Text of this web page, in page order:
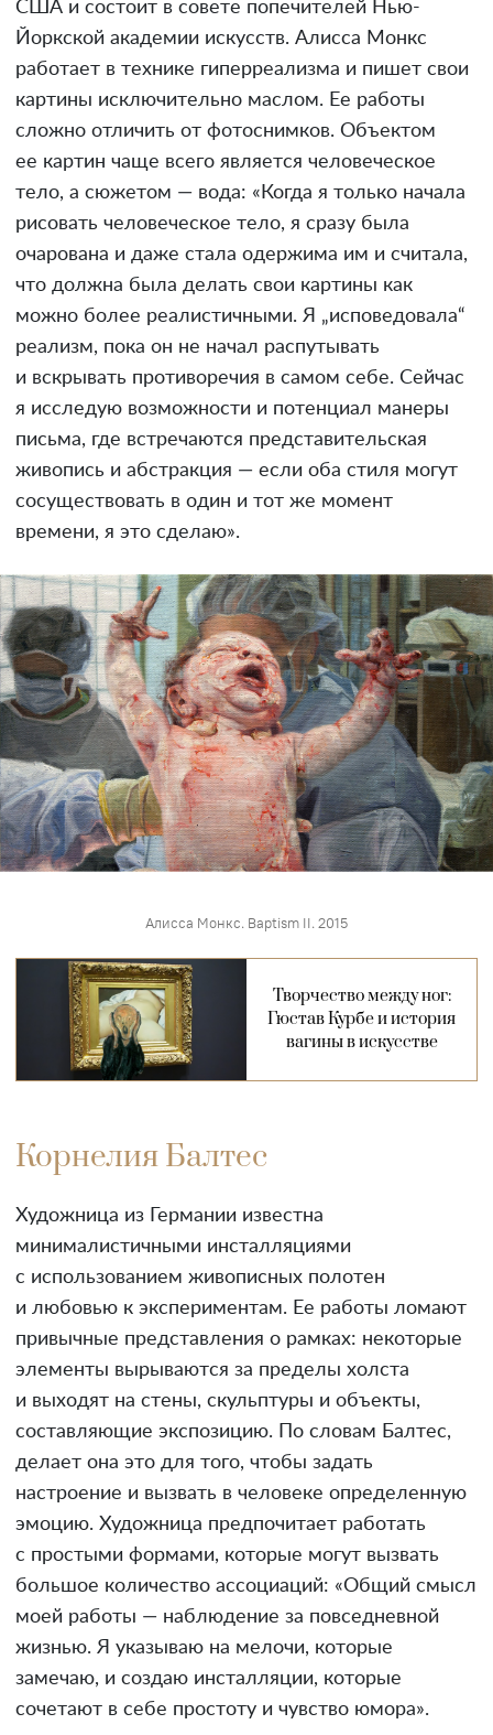
США и состоит в совете попечителей Нью-
Йоркской академии искусств. Алисса Монкс
работает в технике гиперреализма и пишет свои
картины исключительно маслом. Ее работы
сложно отличить от фотоснимков. Объектом
ее картин чаще всего является человеческое
тело, а сюжетом — вода: «Когда я только начала
рисовать человеческое тело, я сразу была
очарована и даже стала одержима им и считала,
что должна была делать свои картины как
можно более реалистичными. Я „исповедовала“
реализм, пока он не начал распутывать
и вскрывать противоречия в самом себе. Сейчас
я исследую возможности и потенциал манеры
письма, где встречаются представительская
живопись и абстракция — если оба стиля могут
сосуществовать в один и тот же момент
времени, я это сделаю».
Алисса Монкс. Baptism II. 2015
Творчество между ног:
Гюстав Курбе и история
вагины в искусстве
Корнелия Балтес
Художница из Германии известна
минималистичными инсталляциями
с использованием живописных полотен
и любовью к экспериментам. Ее работы ломают
привычные представления о рамках: некоторые
элементы вырываются за пределы холста
и выходят на стены, скульптуры и объекты,
составляющие экспозицию. По словам Балтес,
делает она это для того, чтобы задать
настроение и вызвать в человеке определенную
эмоцию. Художница предпочитает работать
с простыми формами, которые могут вызвать
большое количество ассоциаций: «Общий смысл
моей работы — наблюдение за повседневной
жизнью. Я указываю на мелочи, которые
замечаю, и создаю инсталляции, которые
сочетают в себе простоту и чувство юмора».